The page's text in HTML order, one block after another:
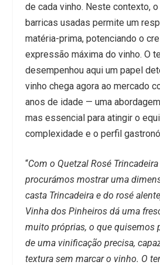
de cada vinho. Neste contexto,
barricas usadas permite um
matéria-prima, potenciando o
expressão máxima do vinho. O
desempenhou aqui um papel
vinho chega agora ao mercado
anos de idade — uma
mas essencial para atingir o
complexidade e o perfil
“Com o Quetzal Rosé
procurámos mostrar uma
casta Trincadeira e do rosé
Vinha dos Pinheiros dá uma
muito próprias, o que quisemos
de uma vinificação precisa,
textura sem marcar o vinho. O